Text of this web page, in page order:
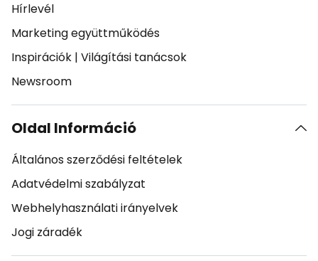
Hírlevél
Marketing együttműködés
Inspirációk | Világítási tanácsok
Newsroom
Oldal Információ
Általános szerződési feltételek
Adatvédelmi szabályzat
Webhelyhasználati irányelvek
Jogi záradék